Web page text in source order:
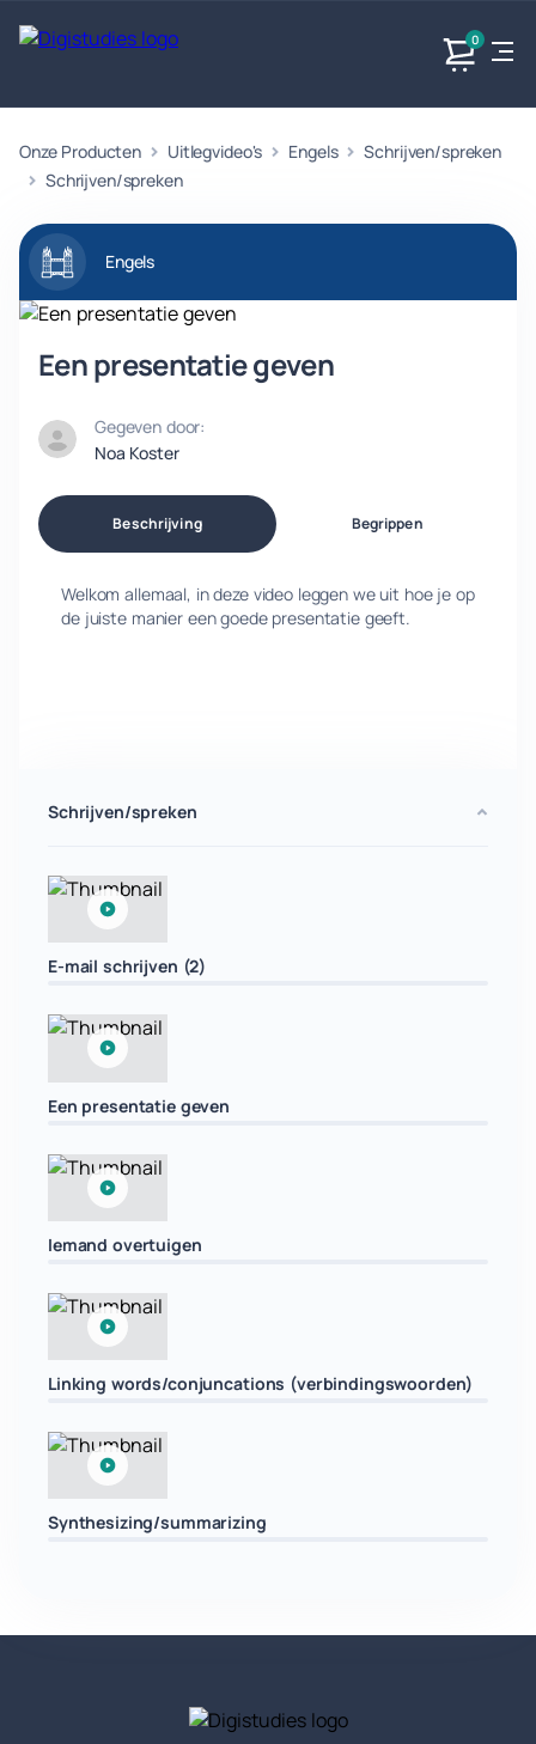
0
Exacte
vakken
Geen
vakken.
Taalvakken
Geen
vakken.
MaatschappijvakkenProducten
Onze Producten Uitlegvideo's Engels
Schrijven/spreken
Schrijven/spreken
Engels
Een presentatie geven
Gegeven door:
Noa Koster
Beschrijving Begrippen
Welkom allemaal, in deze video leggen we uit hoe je op
de juiste manier een goede presentatie geeft.
Schrijven/spreken
E-mail schrijven (2)
Een presentatie geven
Iemand overtuigen
Linking words/conjuncations (verbindingswoorden)
Synthesizing/summarizing